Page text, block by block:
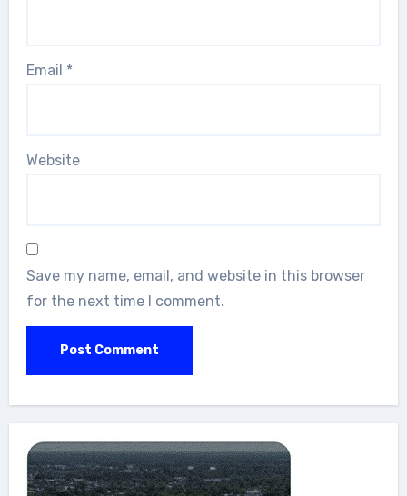
Email *
Website
Save my name, email, and website in this browser
for the next time I comment.